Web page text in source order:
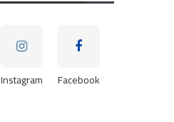
Facebook
Instagram